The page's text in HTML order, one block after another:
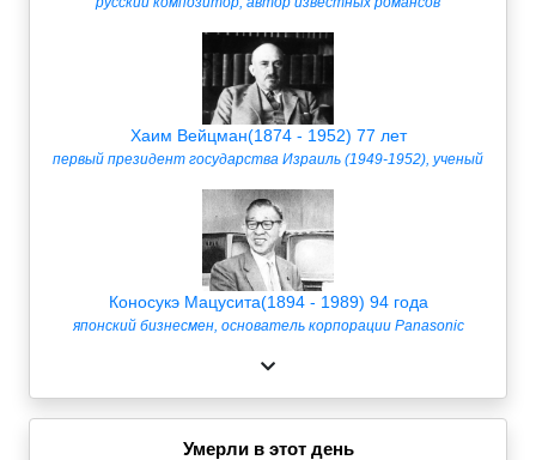
Хаим Вейцман(1874 - 1952) 77 лет
первый президент государства Израиль (1949-1952), ученый
Коносукэ Мацусита(1894 - 1989) 94 года
японский бизнесмен, основатель корпорации Panasonic
Умерли в этот день